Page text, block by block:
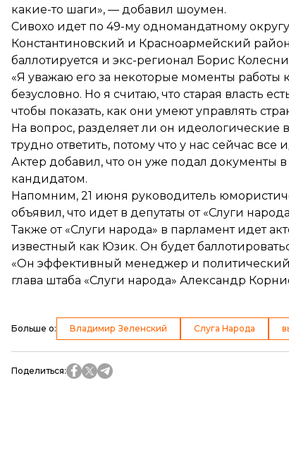
какие-то шаги», — добавил шоумен.
Сивохо идет по 49-му одномандатному
Константиновский и Красноармейский
баллотируется и экс-регионал Борис
«Я уважаю его за некоторые моменты
безусловно. Но я считаю, что старая власть
чтобы показать, как они умеют управлять
На вопрос, разделяет ли он идеологические
трудно ответить, потому что у нас сейчас все
Актер добавил, что он уже подал документы
кандидатом.
Напомним, 21 июня руководитель
объявил, что идет в депутаты от «Слуги
Также от «Слуги народа» в парламент идет
известный как Юзик. Он будет
«Он эффективный менеджер и
глава штаба «Слуги народа» Александр
Больше о: Владимир Зеленский Слуга Народа
Поделиться: